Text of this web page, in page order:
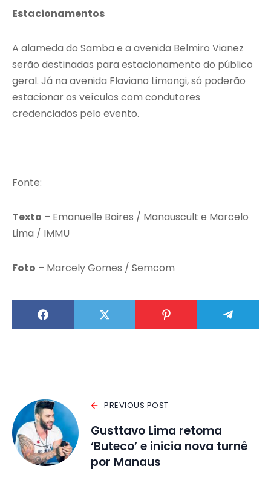
Estacionamentos
A alameda do Samba e a avenida Belmiro Vianez
serão destinadas para estacionamento do público
geral. Já na avenida Flaviano Limongi, só poderão
estacionar os veículos com condutores
credenciados pelo evento.
Fonte:
Texto – Emanuelle Baires / Manauscult e Marcelo
Lima / IMMU
Foto – Marcely Gomes / Semcom
PREVIOUS POST
Gusttavo Lima retoma
‘Buteco’ e inicia nova turnê
por Manaus